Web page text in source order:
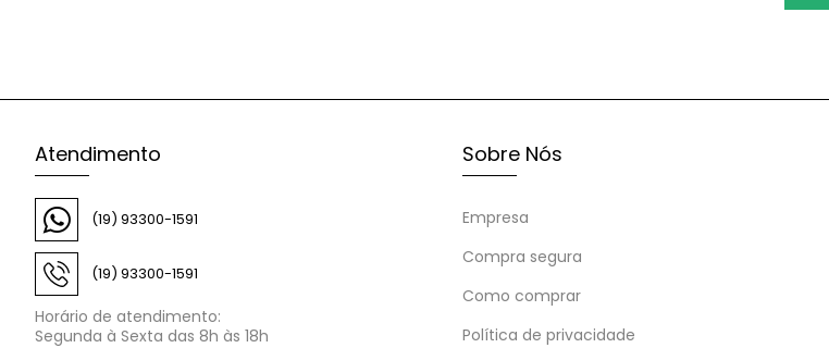
Atendimento
(19) 93300-1591
(19) 93300-1591
Horário de atendimento:
Segunda à Sexta das 8h às 18h
Sobre Nós
Empresa
Compra segura
Como comprar
Política de privacidade